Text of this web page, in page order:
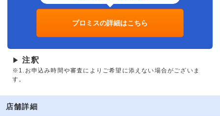
プロミスの詳細はこちら
▶ 注釈
※1.お申込み時間や審査によりご希望に添えない場合がございま
す。
店舗詳細